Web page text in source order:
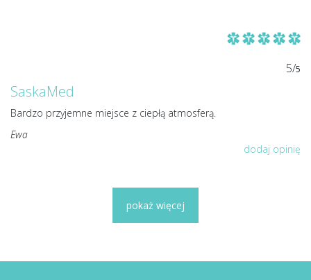
5/5
SaskaMed
Bardzo przyjemne miejsce z ciepłą atmosferą.
Ewa
dodaj opinię
pokaż więcej